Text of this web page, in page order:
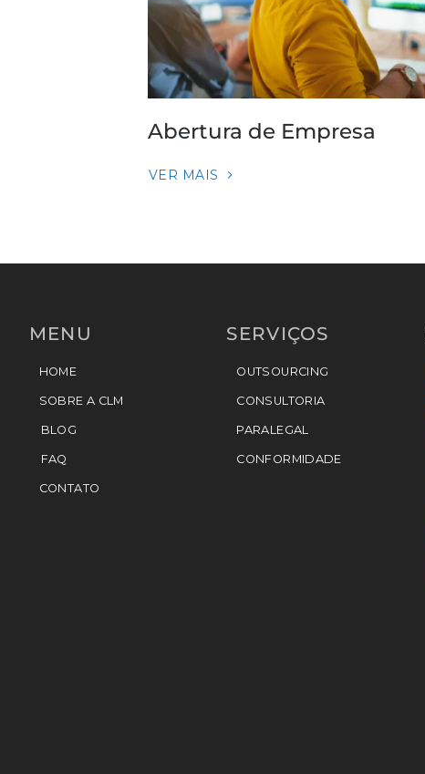
Abertura de Empresa
VER MAIS
MENU
HOME
SOBRE A CLM
BLOG
FAQ
CONTATO
SERVIÇOS
OUTSOURCING
CONSULTORIA
PARALEGAL
CONFORMIDADE